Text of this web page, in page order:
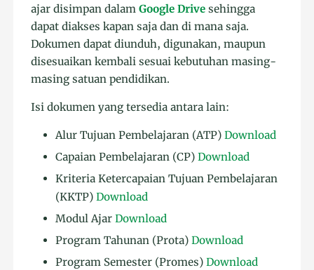
ajar disimpan dalamGoogle Drive sehingga
dapat diakses kapan saja dan di mana saja.
Dokumen dapat diunduh, digunakan, maupun
disesuaikan kembali sesuai kebutuhan masing-
masing satuan pendidikan.
Isi dokumen yang tersedia antara lain:
Alur Tujuan Pembelajaran (ATP)Download
Capaian Pembelajaran (CP)Download
Kriteria Ketercapaian Tujuan Pembelajaran
(KKTP)Download
Modul AjarDownload
Program Tahunan (Prota)Download
Program Semester (Promes)Download